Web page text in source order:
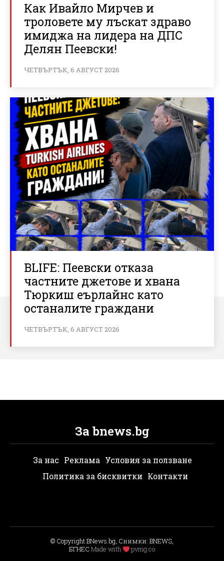
Как Ивайло Мирчев и
троловете му лъскат здраво
имиджа на лидера на ДПС
Делян Пеевски!
ЧЕТВЪРТЪК, 6 АВГУСТ 2026
BLIFE: Пеевски отказа
частните джетове и хвана
Тюркиш еърлайнс като
останалите граждани
ЧЕТВЪРТЪК, 6 АВГУСТ 2026
За bnews.bg
За нас Реклама Условия за ползване
Политика за бисквитки Контакти
© Copyright BNews.bg, Снимки: BNEWS,
БГНЕС Мade with pvmg.co